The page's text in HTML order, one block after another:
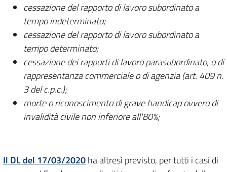
cessazione del rapporto di lavoro subordinato a
tempo indeterminato;
cessazione del rapporto di lavoro subordinato a
tempo determinato;
cessazione dei rapporti di lavoro parasubordinato, o di
rappresentanza commerciale o di agenzia (art. 409 n.
3 del c.p.c.);
morte o riconoscimento di grave handicap ovvero di
invalidità civile non inferiore all'80%;
Il DL del 17/03/2020ha altresì previsto, per tutti i casi di